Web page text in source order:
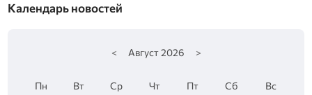
Календарь новостей
< Август 2026 >
Пн Вт Ср Чт Пт Сб
Вс